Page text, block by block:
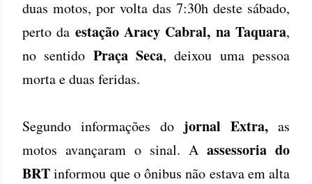
duas motos, por volta das 7:30h deste sábado,
perto da estação Aracy Cabral, na Taquara,
no sentido Praça Seca, deixou uma pessoa
morta e duas feridas.
Segundo informações do jornal Extra, as
motos avançaram o sinal. A assessoria do
BRTinformou que o ônibus não estava em alta